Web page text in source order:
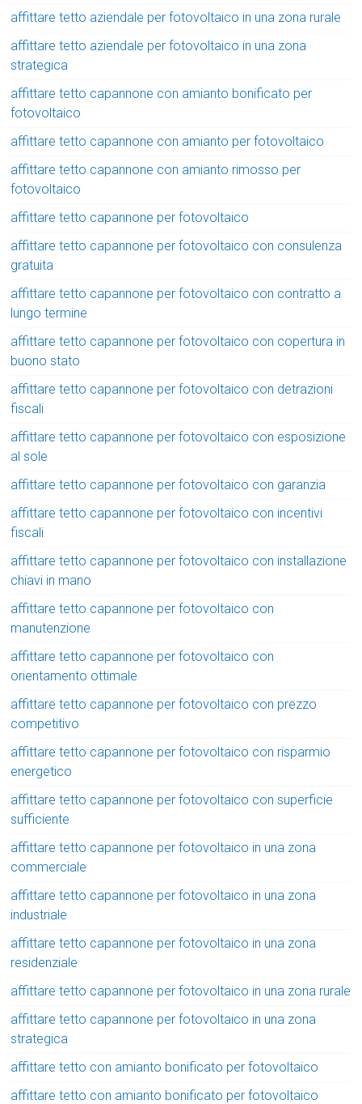
affittare tetto aziendale per fotovoltaico in una zona rurale
affittare tetto aziendale per fotovoltaico in una zona
strategica
affittare tetto capannone con amianto bonificato per
fotovoltaico
affittare tetto capannone con amianto per fotovoltaico
affittare tetto capannone con amianto rimosso per
fotovoltaico
affittare tetto capannone per fotovoltaico
affittare tetto capannone per fotovoltaico con consulenza
gratuita
affittare tetto capannone per fotovoltaico con contratto a
lungo termine
affittare tetto capannone per fotovoltaico con copertura in
buono stato
affittare tetto capannone per fotovoltaico con detrazioni
fiscali
affittare tetto capannone per fotovoltaico con esposizione
al sole
affittare tetto capannone per fotovoltaico con garanzia
affittare tetto capannone per fotovoltaico con incentivi
fiscali
affittare tetto capannone per fotovoltaico con installazione
chiavi in mano
affittare tetto capannone per fotovoltaico con
manutenzione
affittare tetto capannone per fotovoltaico con
orientamento ottimale
affittare tetto capannone per fotovoltaico con prezzo
competitivo
affittare tetto capannone per fotovoltaico con risparmio
energetico
affittare tetto capannone per fotovoltaico con superficie
sufficiente
affittare tetto capannone per fotovoltaico in una zona
commerciale
affittare tetto capannone per fotovoltaico in una zona
industriale
affittare tetto capannone per fotovoltaico in una zona
residenziale
affittare tetto capannone per fotovoltaico in una zona rurale
affittare tetto capannone per fotovoltaico in una zona
strategica
affittare tetto con amianto bonificato per fotovoltaico
affittare tetto con amianto bonificato per fotovoltaico